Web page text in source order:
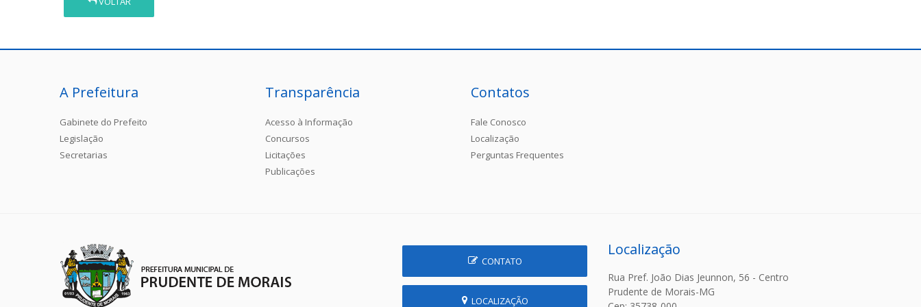
A Prefeitura
Gabinete do Prefeito
Legislação
Secretarias
Transparência
Acesso à Informação
Concursos
Licitações
Publicações
Contatos
Fale Conosco
Localização
Perguntas Frequentes
CONTATO
LOCALIZAÇÃO
Localização
Rua Pref. João Dias Jeunnon, 56 - Centro
Prudente de Morais-MG